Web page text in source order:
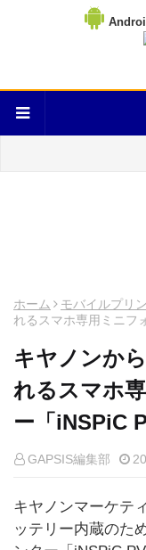
ホーム モバイルプリ
れるスマホ専用ミニフ
キヤノンか
れるスマホ
ー「iNSPiC
GAPSIS編集部
キヤノンマーケテ
ッテリー内蔵のた